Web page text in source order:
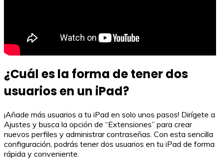
¿Cuál es la forma de tener dos
usuarios en un iPad?
¡Añade más usuarios a tu iPad en solo unos pasos! Dirígete a
Ajustes y busca la opción de “Extensiones” para crear
nuevos perfiles y administrar contraseñas. Con esta sencilla
configuración, podrás tener dos usuarios en tu iPad de forma
rápida y conveniente.